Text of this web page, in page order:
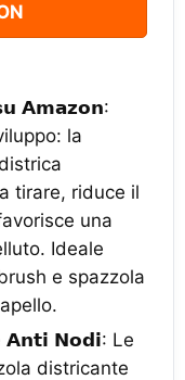
𝗔𝗺𝗮𝘇𝗼𝗻:
la
tirare, riduce il
una
Ideale
e spazzola
𝗔𝗻𝘁𝗶 𝗡𝗼𝗱𝗶: Le
districante